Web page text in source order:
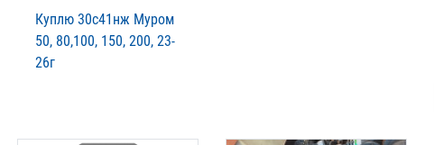
Куплю 30с41нж Муром
50, 80,100, 150, 200, 23-
26г